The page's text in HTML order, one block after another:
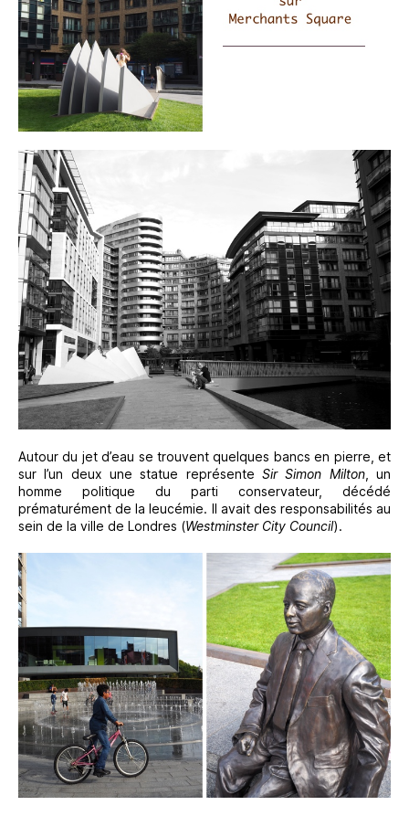
Autour du jet d’eau se trouvent quelques bancs en pierre, et
sur l’un deux une statue représente Sir Simon Milton, un
homme politique du parti conservateur, décédé
prématurément de la leucémie. Il avait des responsabilités au
sein de la ville de Londres (Westminster City Council).